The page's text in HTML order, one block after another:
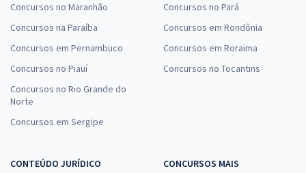
Concursos no Maranhão
Concursos na Paraíba
Concursos em Pernambuco
Concursos no Piauí
Concursos no Rio Grande do
Norte
Concursos em Sergipe
Concursos no Pará
Concursos em Rondônia
Concursos em Roraima
Concursos no Tocantins
CONTEÚDO JURÍDICO
CONCURSOS MAIS